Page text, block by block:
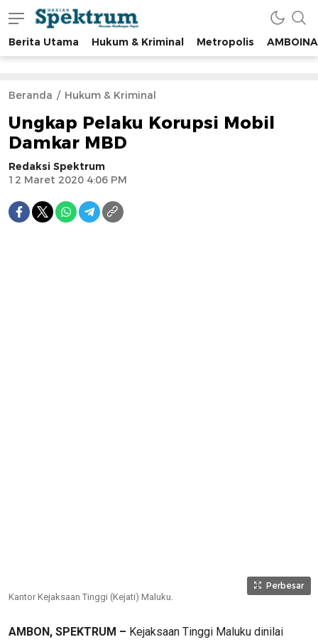
spektrumonline.com
Berita Utama Hukum & Kriminal Metropolis AMBOINA
Beranda Hukum & Kriminal
Ungkap Pelaku Korupsi Mobil
Damkar MBD
Redaksi Spektrum
12 Maret 2020 4:06 PM
Perbesar
Kantor Kejaksaan Tinggi (Kejati) Maluku.
AMBON, SPEKTRUM – Kejaksaan Tinggi Maluku dinilai